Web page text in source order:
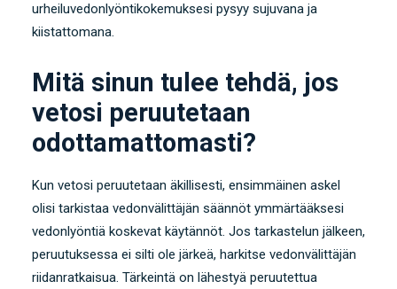
urheiluvedonlyöntikokemuksesi pysyy sujuvana ja
kiistattomana.
Mitä sinun tulee tehdä, jos
vetosi peruutetaan
odottamattomasti?
Kun vetosi peruutetaan äkillisesti, ensimmäinen askel
olisi tarkistaa vedonvälittäjän säännöt ymmärtääksesi
vedonlyöntiä koskevat käytännöt. Jos tarkastelun jälkeen,
peruutuksessa ei silti ole järkeä, harkitse vedonvälittäjän
riidanratkaisua. Tärkeintä on lähestyä peruutettua